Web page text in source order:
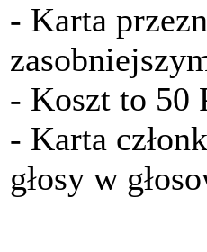
- Karta
- Koszt to 50
- Karta
głosy w